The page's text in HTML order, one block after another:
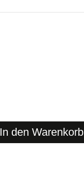
In den Warenkorb